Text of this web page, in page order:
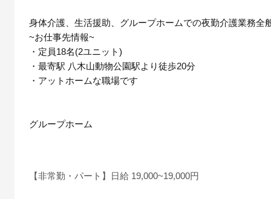
身体介護、生活援助、グループホームでの夜勤介護業務全
~お仕事先情報~
・定員18名(2ユニット)
・最寄駅 八木山動物公園駅より徒歩20分
・アットホームな職場です
グループホーム
【非常勤・パート】日給 19,000~19,000円